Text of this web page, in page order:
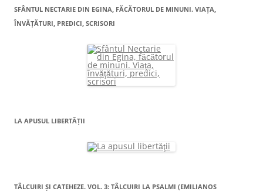
SFÂNTUL NECTARIE DIN EGINA, FĂCĂTORUL DE MINUNI. VIAŢA,
ÎNVĂŢĂTURI, PREDICI, SCRISORI
LA APUSUL LIBERTĂŢII
TÂLCUIRI ŞI CATEHEZE. VOL. 3: TÂLCUIRI LA PSALMI (EMILIANOS